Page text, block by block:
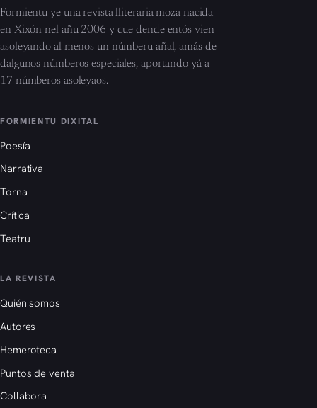
Formientu ye una revista lliteraria moza nacida
en Xixón nel añu 2006 y que dende entós vien
asoleyando al menos un númberu añal, amás de
dalgunos númberos especiales, aportando yá a
17 númberos asoleyaos.
FORMIENTU DIXITAL
Poesía
Narrativa
Torna
Crítica
Teatru
LA REVISTA
Quién somos
Autores
Hemeroteca
Puntos de venta
Collabora